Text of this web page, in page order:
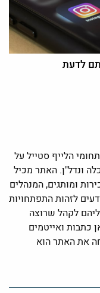
לדעת
הלייף סטייל על
ונדל"ן. האתר מכיל
ומותגים, המנהלים
לזהות התפתחויות
לקהל שרוצה
כתבות ואייטמים
את האתר הוא